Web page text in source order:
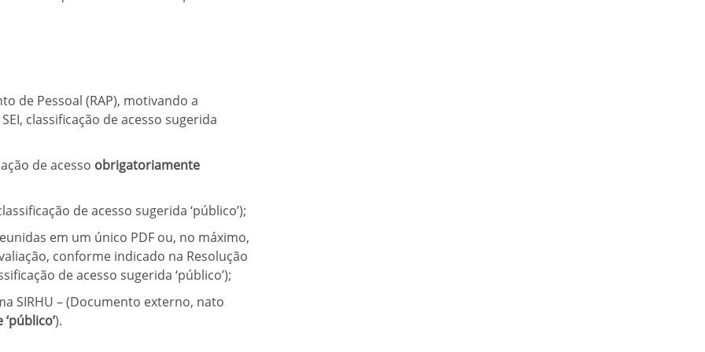
de Pessoal (RAP), motivando a
classificação de acesso sugerida
de acesso obrigatoriamente
de acesso sugerida ‘público’);
em um único PDF ou, no máximo,
conforme indicado na Resolução
de acesso sugerida ‘público’);
SIRHU – (Documento externo, nato
).